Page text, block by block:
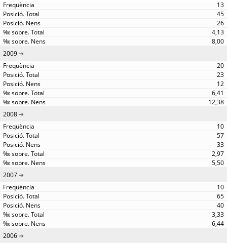
13
45
26
4,13
8,00
2009
20
23
12
6,41
12,38
2008
10
57
33
2,97
5,50
2007
10
65
40
3,33
6,44
2006